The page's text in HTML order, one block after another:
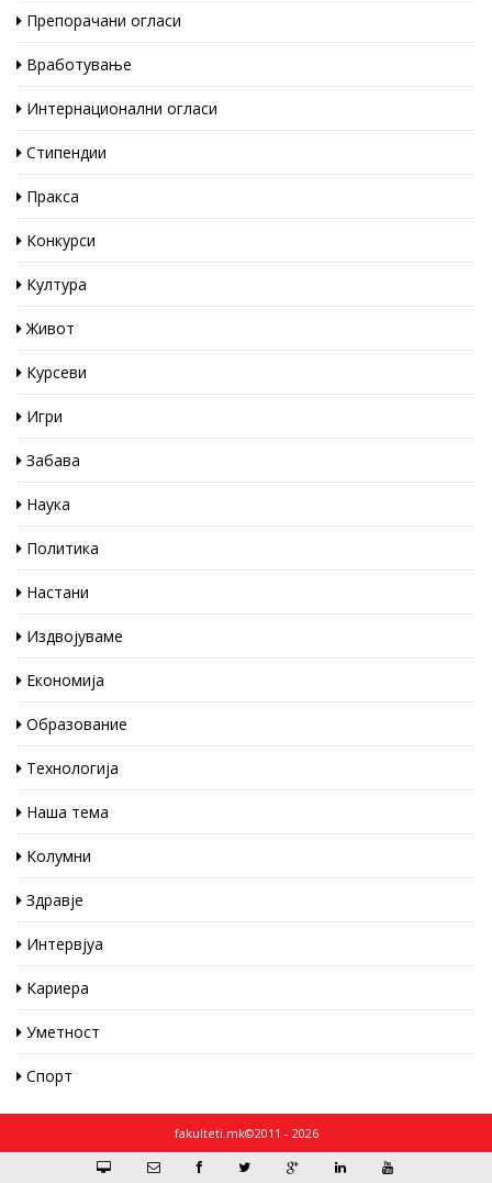
Препорачани огласи
Вработување
Интернационални огласи
Стипендии
Пракса
Конкурси
Култура
Живот
Курсеви
Игри
Забава
Наука
Политика
Настани
Издвојуваме
Економија
Образование
Технологија
Наша тема
Колумни
Здравје
Интервјуа
Кариера
Уметност
Спорт
fakulteti.mk©2011 - 2026